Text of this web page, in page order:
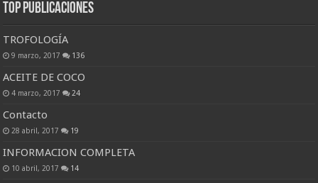
Top Publicaciones
TROFOLOGÍA
9 marzo, 2017 136
ACEITE DE COCO
4 marzo, 2017 24
Contacto
28 abril, 2017 19
INFORMACION COMPLETA
10 abril, 2017 14